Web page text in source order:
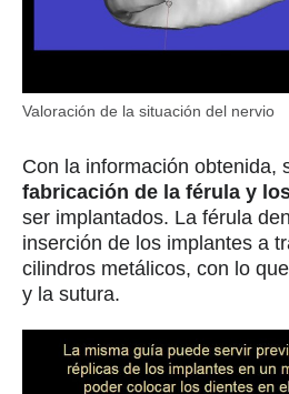
Valoración de la situación del nervio
Con la información obtenida,
fabricación de la férula y
ser implantados. La férula
inserción de los implantes a
cilindros metálicos, con lo
y la sutura.